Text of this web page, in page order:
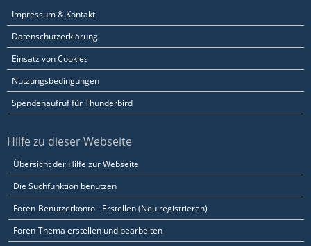
Impressum & Kontakt
Datenschutzerklärung
Einsatz von Cookies
Nutzungsbedingungen
Spendenaufruf für Thunderbird
Hilfe zu dieser Webseite
Übersicht der Hilfe zur Webseite
Die Suchfunktion benutzen
Foren-Benutzerkonto - Erstellen (Neu registrieren)
Foren-Thema erstellen und bearbeiten